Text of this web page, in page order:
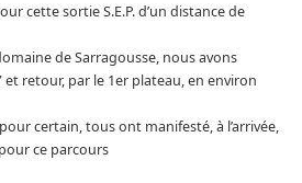
cette sortie S.E.P. d’un distance de
de Sarragousse, nous avons
et retour, par le 1er plateau, en environ
certain, tous ont manifesté, à l’arrivée,
ce parcours